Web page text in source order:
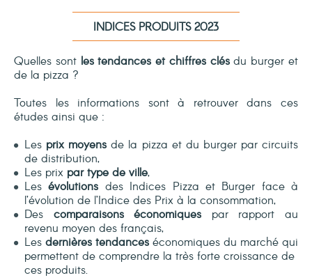
INDICES PRODUITS 2023
Quelles sont les tendances et chiffres clésdu burger et
de la pizza ?
Toutes les informations sont à retrouver dans ces
études ainsi que :
Les prix moyens de la pizza et du burger par circuits
de distribution,
Les prix par type de ville,
Les évolutions des Indices Pizza et Burger face à
l’évolution de l’Indice des Prix à la consommation,
Des comparaisons économiques par rapport au
revenu moyen des français,
Les dernières tendances économiques du marché qui
permettent de comprendre la très forte croissance de
ces produits.